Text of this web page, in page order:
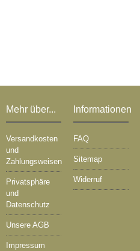
Mehr über...
Versandkosten
und
Zahlungsweisen
Privatsphäre
und
Datenschutz
Unsere AGB
Impressum
Informationen
FAQ
Sitemap
Widerruf